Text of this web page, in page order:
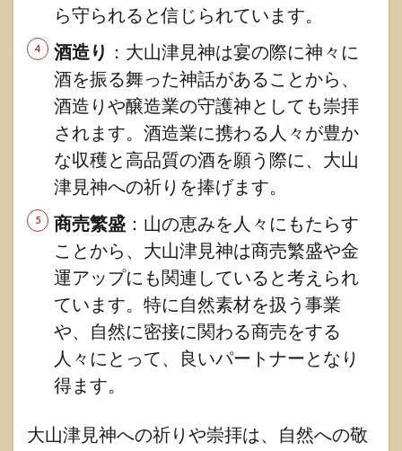
ら守られると信じられています。
酒造り ：大山津見神は宴の際に神々に
酒を振る舞った神話があることから、
酒造りや醸造業の守護神としても崇拝
されます。酒造業に携わる人々が豊か
な収穫と高品質の酒を願う際に、大山
津見神への祈りを捧げます。
商売繁盛：山の恵みを人々にもたらす
ことから、大山津見神は商売繁盛や金
運アップにも関連していると考えられ
ています。特に自然素材を扱う事業
や、自然に密接に関わる商売をする
人々にとって、良いパートナーとなり
得ます。
大山津見神への祈りや崇拝は、自然への敬